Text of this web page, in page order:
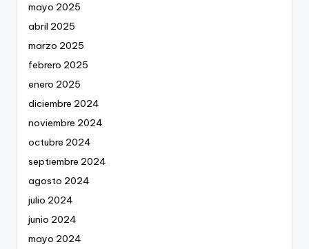
mayo 2025
abril 2025
marzo 2025
febrero 2025
enero 2025
diciembre 2024
noviembre 2024
octubre 2024
septiembre 2024
agosto 2024
julio 2024
junio 2024
mayo 2024